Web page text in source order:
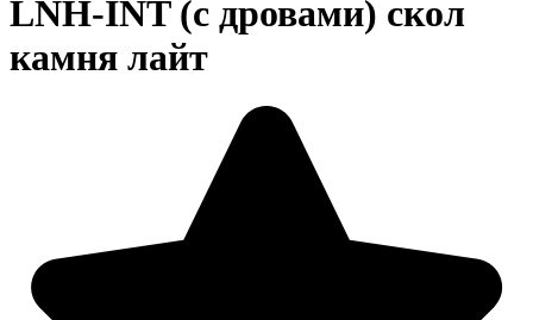
LNH-INT (с дровами) скол
камня лайт